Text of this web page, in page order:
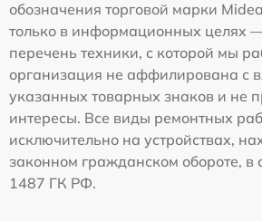
обозначения торговой марки
только в информационных целях
перечень техники, с которой мы
организация не аффилирована с
указанных товарных знаков и не
интересы. Все виды ремонтных
исключительно на устройствах,
законном гражданском обороте, в
1487 ГК РФ.